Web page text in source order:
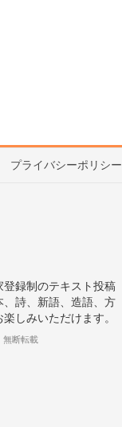
プライバシーポリシー
録制のテキスト投稿
詩、新語、造語、方
しみいただけます。
無断転載